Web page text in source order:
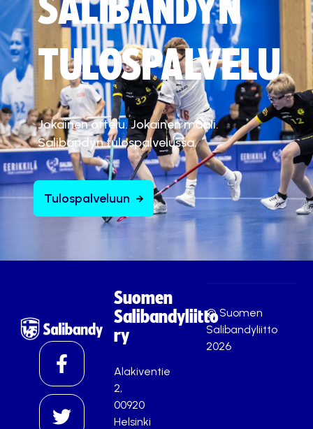
SALIBANDYN
TULOSPALVELU
Jokainen ottelu. Jokainen maali.
Salibandyn tulospalvelussa.
Tulospalveluun
Suomen
Salibandyliitto
ry
Alakiventie
2,
00920
Helsinki
© Suomen
Salibandyliitto
2026